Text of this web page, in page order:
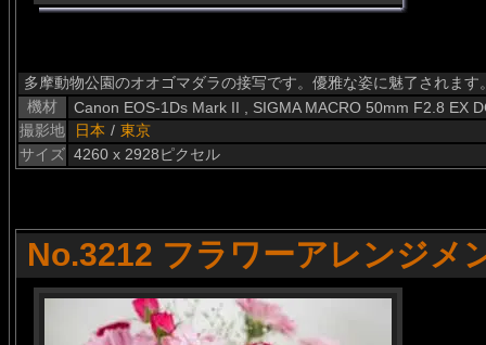
多摩動物公園のオオゴマダラの接写です。優雅な姿に魅了されます
機材
Canon EOS-1Ds Mark II , SIGMA MACRO 50mm F2.8 EX
撮影地
日本 / 東京
サイズ 4260 x 2928ピクセル
No.3212 フラワーアレンジメ